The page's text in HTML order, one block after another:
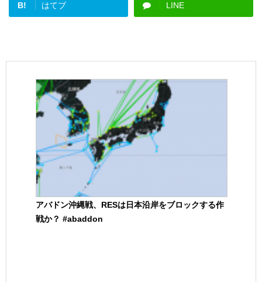
B! はてブ LINE
アバドン沖縄戦、RESは日本沿岸をブロックする作
戦か？ #abaddon